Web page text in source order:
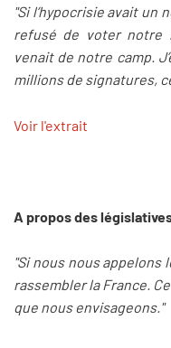
"Si l’hypocrisie avait un
refusé de voter notre
venait de notre camp.
millions de signatures,
Voir l'extrait
A propos des
"Si nous nous appelons
rassembler la France.
que nous envisageons."